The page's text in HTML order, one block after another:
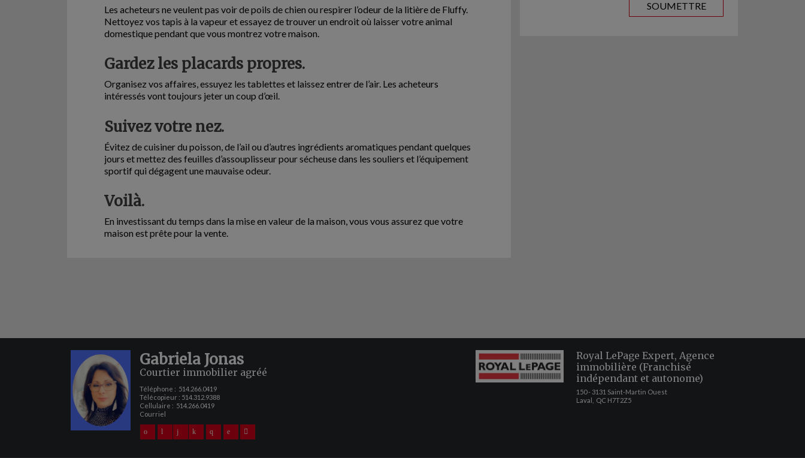
Les acheteurs ne veulent pas voir de poils de chien ou respirer l’odeur de la litière de Fluffy.
Nettoyez vos tapis à la vapeur et essayez de trouver un endroit où laisser votre animal
domestique pendant que vous montrez votre maison.
Gardez les placards propres.
Organisez vos affaires, essuyez les tablettes et laissez entrer de l’air. Les acheteurs
intéressés vont toujours jeter un coup d’œil.
Suivez votre nez.
Évitez de cuisiner du poisson, de l’ail ou d’autres ingrédients aromatiques pendant quelques
jours et mettez des feuilles d’assouplisseur pour sécheuse dans les souliers et l’équipement
sportif qui dégagent une mauvaise odeur.
Voilà.
En investissant du temps dans la mise en valeur de la maison, vous vous assurez que votre
maison est prête pour la vente.
Gabriela Jonas
Courtier immobilier agréé
Téléphone : 514.266.0419
Télécopieur : 514.312.9388
Cellulaire : 514.266.0419
Courriel
Royal LePage Expert, Agence
immobilière (Franchisé
indépendant et autonome)
150 - 3131 Saint-Martin Ouest
Laval, QC H7T2Z5